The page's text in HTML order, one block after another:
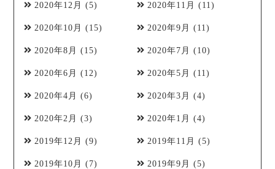
2020年12月 (5) 2020年11月 (11)
2020年10月 (15) 2020年9月 (11)
2020年8月 (15) 2020年7月 (10)
2020年6月 (12) 2020年5月 (11)
2020年4月 (6) 2020年3月 (4)
2020年2月 (3) 2020年1月 (4)
2019年12月 (9) 2019年11月 (5)
2019年10月 (7) 2019年9月 (5)